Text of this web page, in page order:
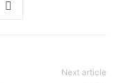
Next article